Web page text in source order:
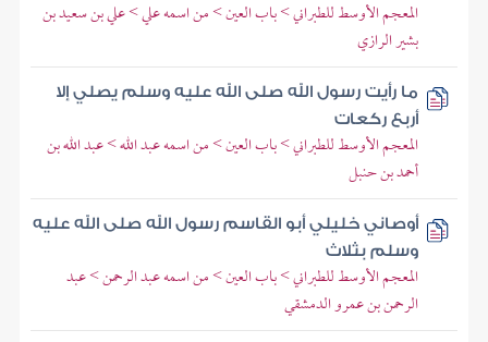
المعجم الأوسط للطبراني > باب العين > من اسمه علي > علي بن سعيد بن
بشير الرازي
ما رأيت رسول الله صلى الله عليه وسلم يصلي إلا
أربع ركعات
المعجم الأوسط للطبراني > باب العين > من اسمه عبد الله > عبد الله بن
أحمد بن حنبل
أوصاني خليلي أبو القاسم رسول الله صلى الله عليه
وسلم بثلاث
المعجم الأوسط للطبراني > باب العين > من اسمه عبد الرحمن > عبد
الرحمن بن عمرو الدمشقي